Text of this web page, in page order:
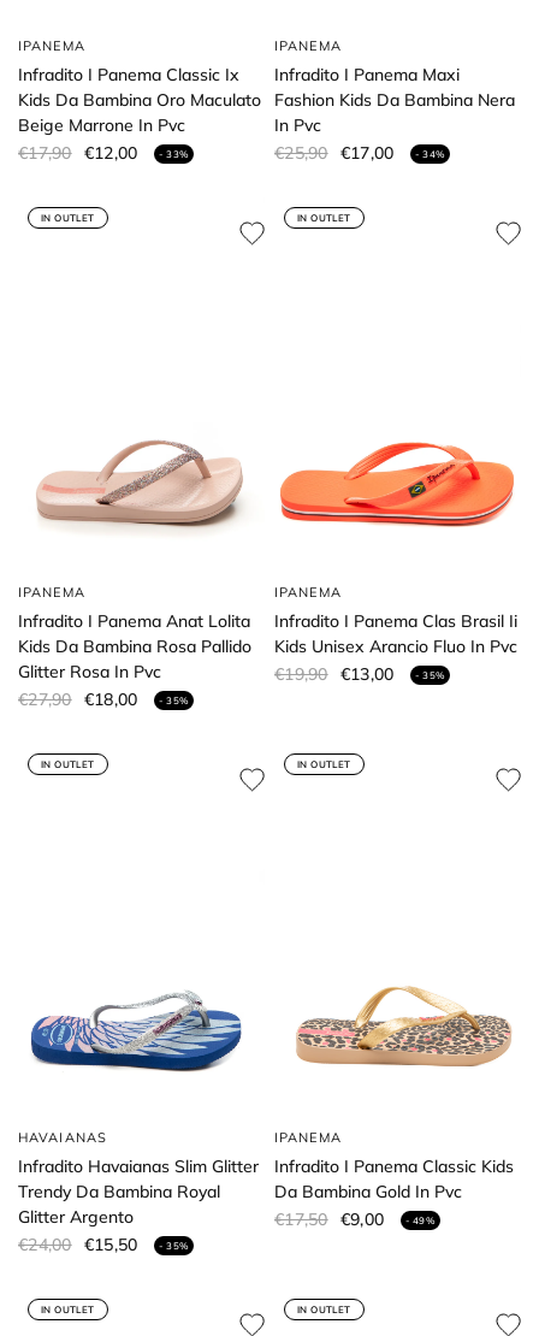
IPANEMA
Infradito I Panema Classic Ix
Kids Da Bambina Oro Maculato
Beige Marrone In Pvc
€17,90 €12,00 - 33%
IPANEMA
Infradito I Panema Maxi
Fashion Kids Da Bambina Nera
In Pvc
€25,90 €17,00 - 34%
IN OUTLET
IPANEMA
Infradito I Panema Anat Lolita
Kids Da Bambina Rosa Pallido
Glitter Rosa In Pvc
€27,90 €18,00 - 35%
IN OUTLET
IPANEMA
Infradito I Panema Clas Brasil Ii
Kids Unisex Arancio Fluo In Pvc
€19,90 €13,00 - 35%
IN OUTLET
HAVAIANAS
Infradito Havaianas Slim Glitter
Trendy Da Bambina Royal
Glitter Argento
€24,00 €15,50 - 35%
IN OUTLET
IPANEMA
Infradito I Panema Classic Kids
Da Bambina Gold In Pvc
€17,50 €9,00 - 49%
IN OUTLET IN OUTLET